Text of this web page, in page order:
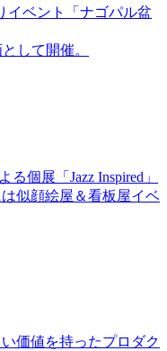
イベント「ナゴパル盆
して開催。
個展「Jazz Inspired」
似顔絵屋＆看板屋イベ
価値を持ったプロダク